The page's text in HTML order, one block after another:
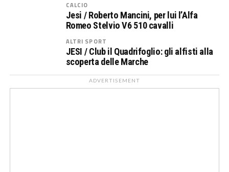
CALCIO
Jesi / Roberto Mancini, per lui l’Alfa
Romeo Stelvio V6 510 cavalli
ALTRI SPORT
JESI / Club il Quadrifoglio: gli alfisti alla
scoperta delle Marche
ADVERTISEMENT